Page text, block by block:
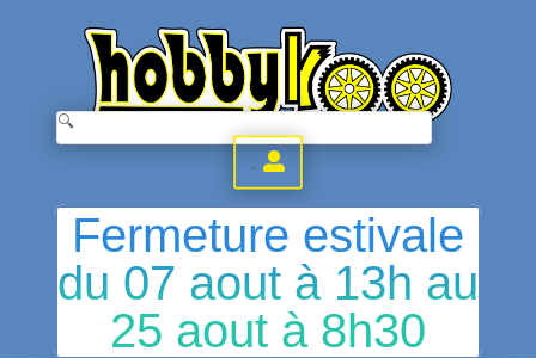
.
Fermeture estivale
du 07 aout à 13h au
25 aout à 8h30